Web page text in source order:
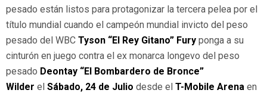
pesado están listos para protagonizar la tercera pelea por el
título mundial cuando el campeón mundial invicto del peso
pesado del WBC Tyson “El Rey Gitano” Fury ponga a su
cinturón en juego contra el ex monarca longevo del peso
pesado Deontay “El Bombardero de Bronce”
Wilder el Sábado, 24 de Julio desde el T-Mobile Arena en